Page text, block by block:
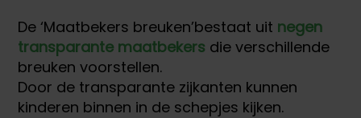
De ‘Maatbekers breuken’bestaat uit negen
transparante maatbekers die verschillende
breuken voorstellen.
Door de transparante zijkanten kunnen
kinderen binnen in de schepjes kijken.